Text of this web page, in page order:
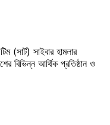
(সার্ট) সাইবার হামলার
বিভিন্ন আর্থিক প্রতিষ্ঠান ও